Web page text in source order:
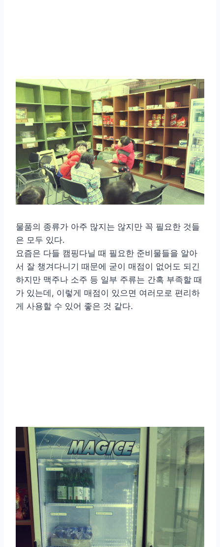
물품의 종류가 아주 많지는 않지만 꼭 필요한 것들
은 모두 있다.
요즘은 다들 캠핑다닐 때 필요한 준비물들을 알아
서 잘 챙겨다니기 때문에 굳이 매점이 없어도 되긴
하지만 맥주나 소주 등 일부 주류는 간혹 부족할 때
가 있는데, 이렇게 매점이 있으면 여러모로 편리하
게 사용할 수 있어 좋은 것 같다.